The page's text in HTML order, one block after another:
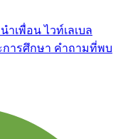
ำเพื่อนไวท์เลเบล
ารศึกษา คำถามที่พบ